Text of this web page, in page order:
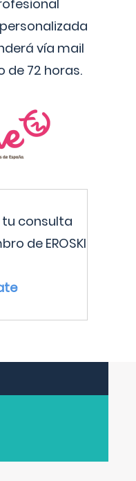
vía mail
de 72 horas.
tu consulta
de EROSKI